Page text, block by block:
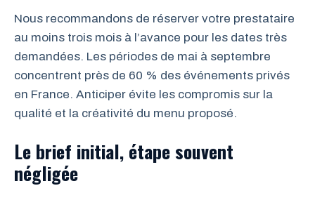
Nous recommandons de réserver votre prestataire
au moins trois mois à l’avance pour les dates très
demandées. Les périodes de mai à septembre
concentrent près de 60 % des événements privés
en France. Anticiper évite les compromis sur la
qualité et la créativité du menu proposé.
Le brief initial, étape souvent
négligée